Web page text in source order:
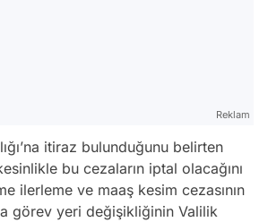
Reklam
itiraz bulunduğunu belirten
bu cezaların iptal olacağını
ilerleme ve maaş kesim cezasının
görev yeri değişikliğinin Valilik